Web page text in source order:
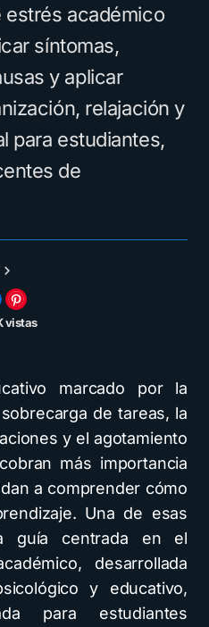
estrés académico
síntomas,
y aplicar
relajación y
para estudiantes,
de
vistas
marcado por la
de tareas, la
y el agotamiento
más importancia
a comprender cómo
Una de esas
guía centrada en el
desarrollada
y educativo,
para estudiantes